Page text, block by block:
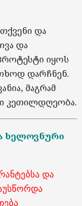
და
და
იყოს
დარჩნენ.
მაგრამ
კეთილდღეობა.
ხელოვნური
და